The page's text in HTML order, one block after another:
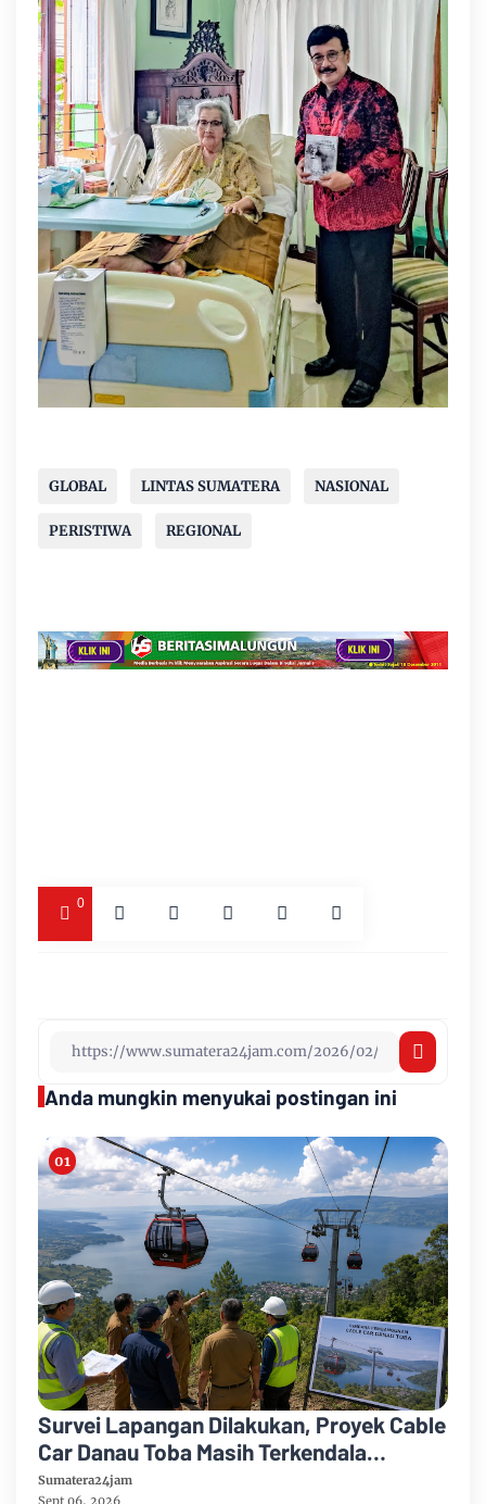
GLOBAL LINTAS SUMATERA NASIONAL
PERISTIWA REGIONAL
0
Anda mungkin menyukai postingan ini
Survei Lapangan Dilakukan, Proyek Cable
Car Danau Toba Masih Terkendala
Pembebasan BPHTB di Sebagian Lahan
Sumatera24jam
Sept 06, 2026